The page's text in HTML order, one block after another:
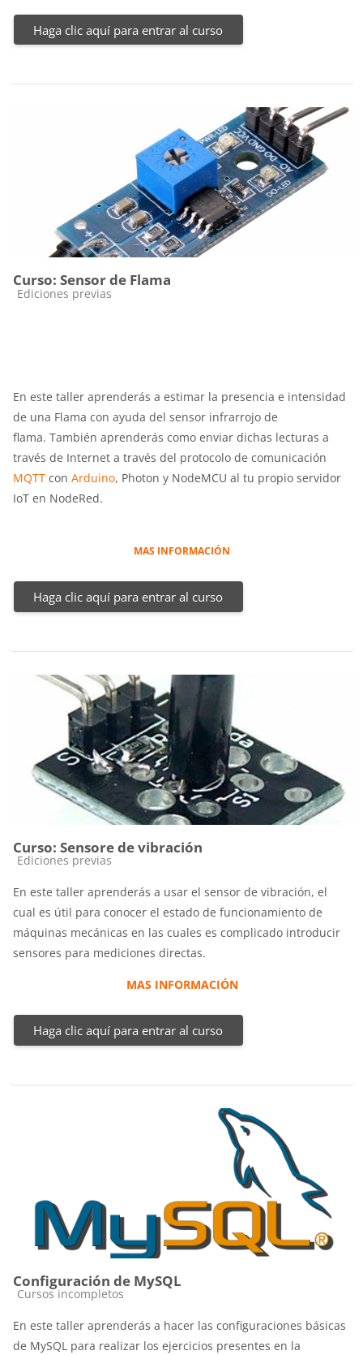
Haga clic aquí para entrar al curso
Curso: Sensor de Flama
Categoría de cursos
Ediciones previas
En este taller aprenderás a estimar la presencia e intensidad
de una Flama con ayuda del sensor infrarrojo de
flama. También aprenderás como enviar dichas lecturas a
través de Internet a través del protocolo de comunicación
MQTTcon Arduino, Photon y NodeMCU al tu propio servidor
IoT en NodeRed.
MAS INFORMACIÓN
Haga clic aquí para entrar al curso
Curso: Sensore de vibración
Categoría de cursos
Ediciones previas
En este taller aprenderás a usar el sensor de vibración, el
cual es útil para conocer el estado de funcionamiento de
máquinas mecánicas en las cuales es complicado introducir
sensores para mediciones directas.
MAS INFORMACIÓN
Haga clic aquí para entrar al curso
Configuración de MySQL
Categoría de cursos
Cursos incompletos
En este taller aprenderás a hacer las configuraciones básicas
de MySQL para realizar los ejercicios presentes en la